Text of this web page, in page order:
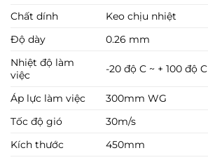
Chất dính
Keo chịu nhiệt
Độ dày
0.26 mm
Nhiệt độ làm
việc
-20 độ C ~ + 100 độ C
Áp lực làm việc
300mm WG
Tốc độ gió
30m/s
Kích thước
450mm